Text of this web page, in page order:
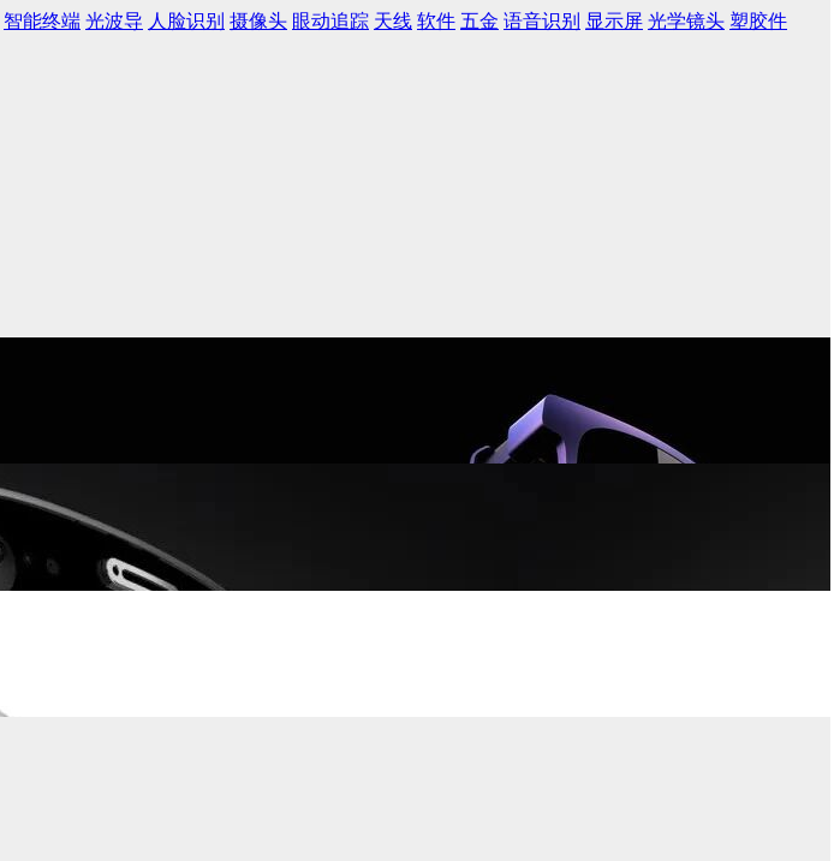
智能终端 光波导 人脸识别 摄像头 眼动追踪 天线 软件 五金 语音识别 显示屏 光学镜头 塑胶件